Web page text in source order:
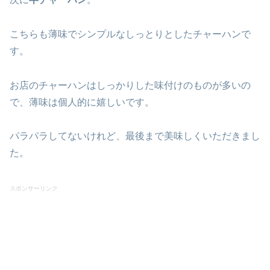
こちらも薄味でシンプルなしっとりとしたチャーハンで
す。
お店のチャーハンはしっかりした味付けのものが多いの
で、薄味は個人的に嬉しいです。
パラパラしてないけれど、最後まで美味しくいただきまし
た。
スポンサーリンク